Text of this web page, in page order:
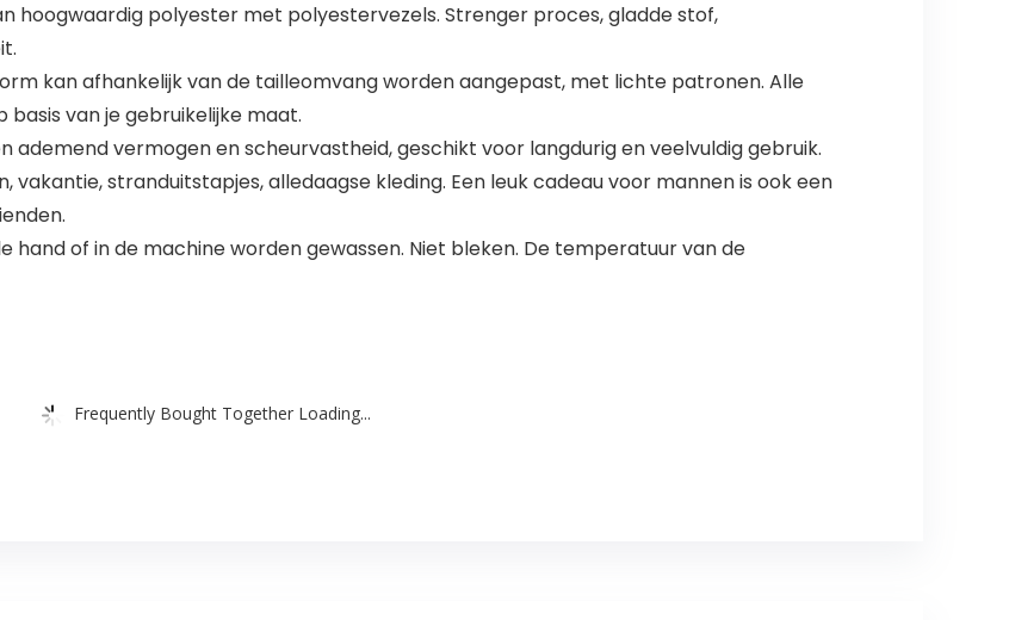
hoogwaardig polyester met polyestervezels. Strenger proces, gladde stof,
kan afhankelijk van de tailleomvang worden aangepast, met lichte patronen. Alle
van je gebruikelijke maat.
ademend vermogen en scheurvastheid, geschikt voor langdurig en veelvuldig gebruik.
vakantie, stranduitstapjes, alledaagse kleding. Een leuk cadeau voor mannen is ook een
of in de machine worden gewassen. Niet bleken. De temperatuur van de
Frequently Bought Together Loading...